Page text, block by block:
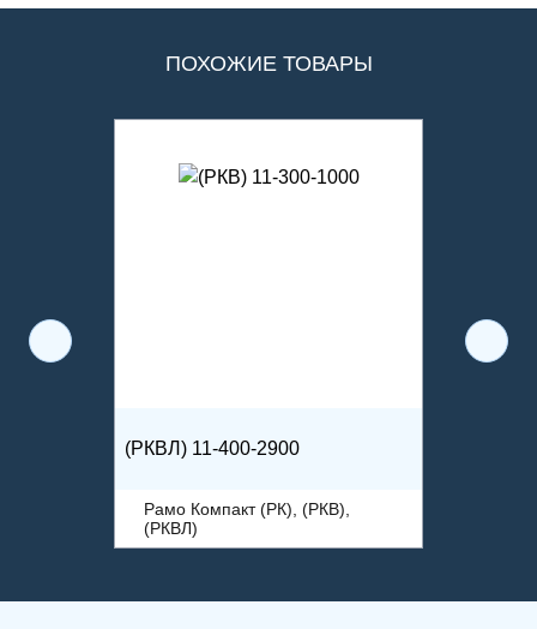
ПОХОЖИЕ ТОВАРЫ
(РКВЛ) 11-400-2900
Рамо Компакт (РК), (РКВ),
(РКВЛ)